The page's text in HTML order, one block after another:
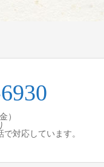
）
対応しています。